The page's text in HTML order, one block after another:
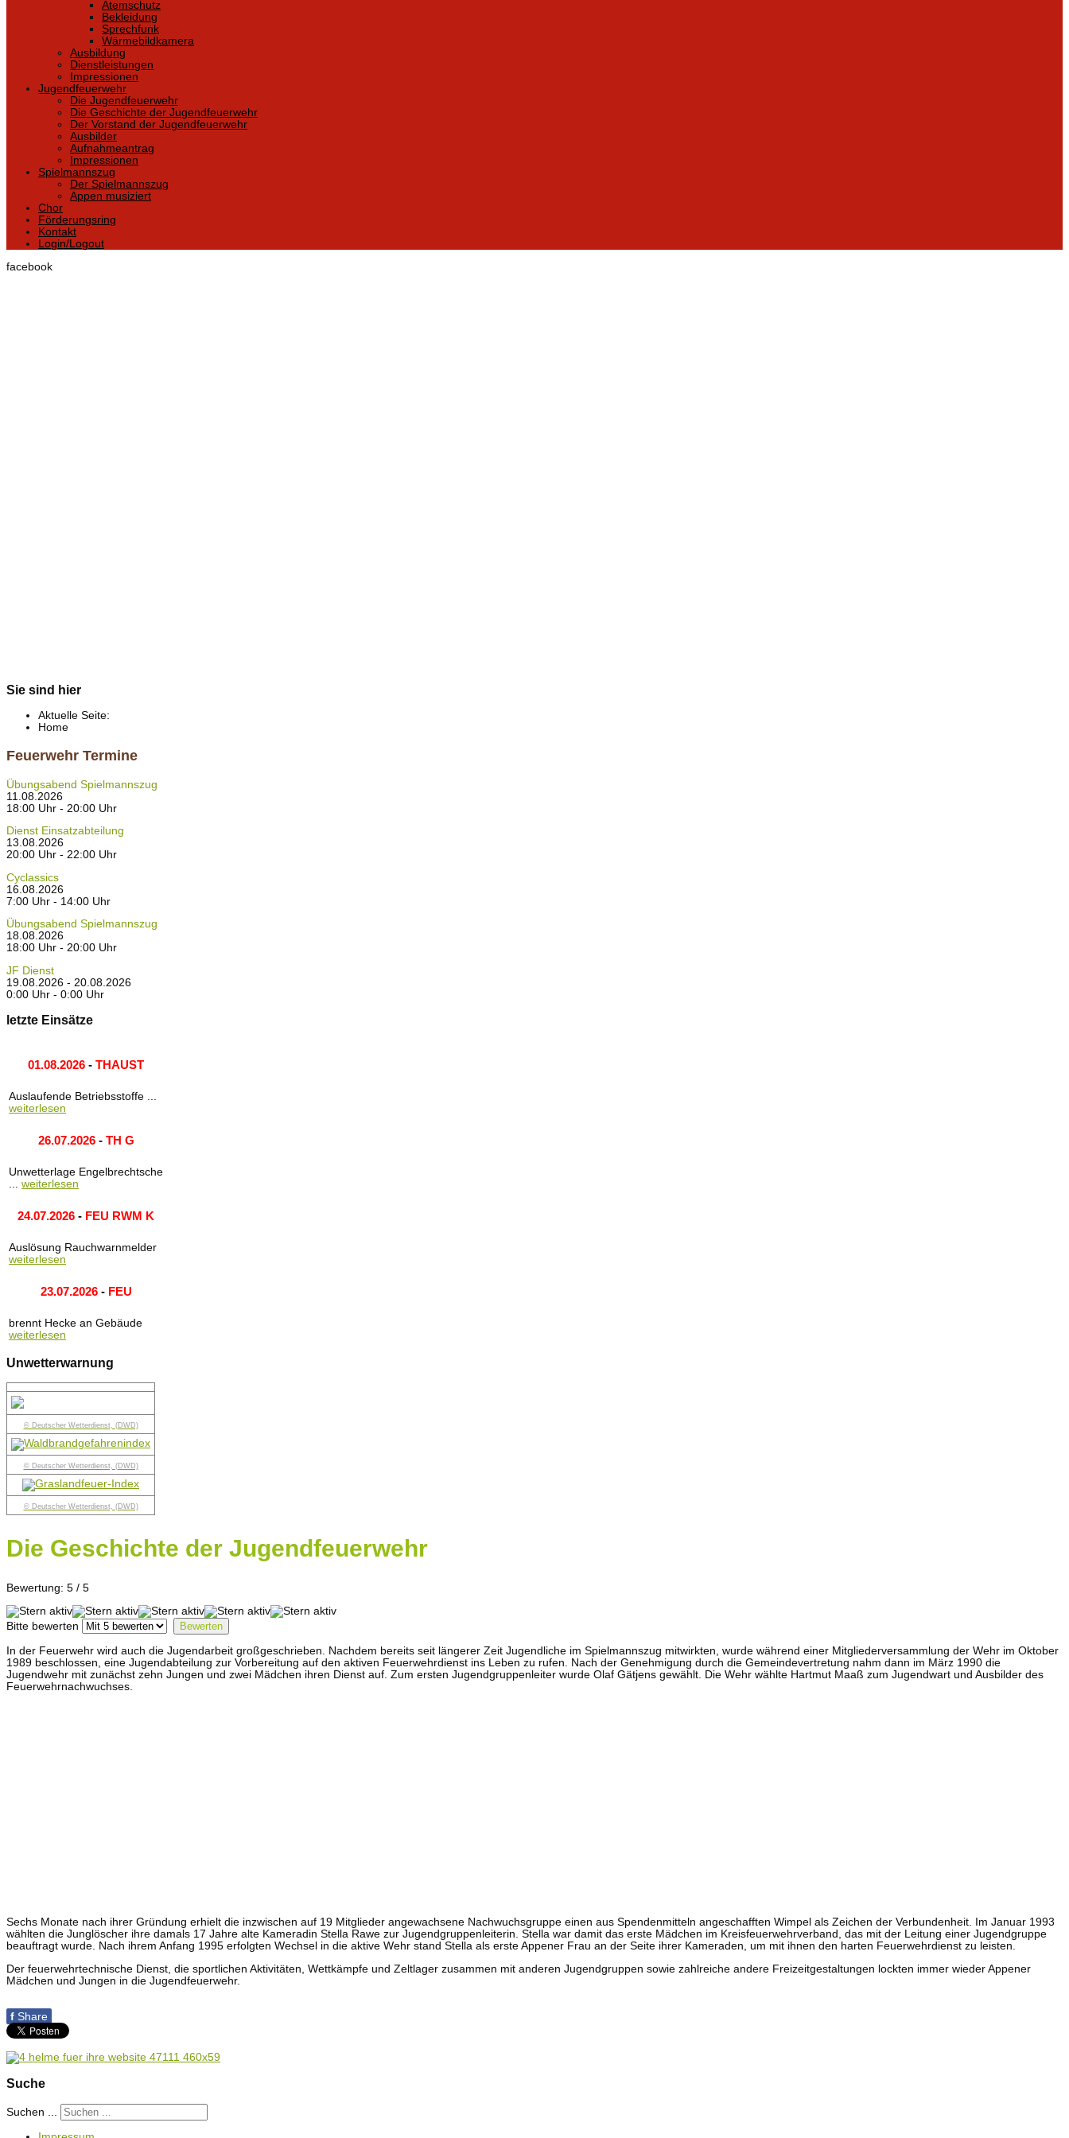
Atemschutz
Bekleidung
Sprechfunk
Wärmebildkamera
Ausbildung
Dienstleistungen
Impressionen
Jugendfeuerwehr
Die Jugendfeuerwehr
Die Geschichte der Jugendfeuerwehr
Der Vorstand der Jugendfeuerwehr
Ausbilder
Aufnahmeantrag
Impressionen
Spielmannszug
Der Spielmannszug
Appen musiziert
Chor
Förderungsring
Kontakt
Login/Logout
facebook
Sie sind hier
Aktuelle Seite:
Home
Feuerwehr Termine
Übungsabend Spielmannszug
11.08.2026
18:00 Uhr - 20:00 Uhr
Dienst Einsatzabteilung
13.08.2026
20:00 Uhr - 22:00 Uhr
Cyclassics
16.08.2026
7:00 Uhr - 14:00 Uhr
Übungsabend Spielmannszug
18.08.2026
18:00 Uhr - 20:00 Uhr
JF Dienst
19.08.2026 - 20.08.2026
0:00 Uhr - 0:00 Uhr
letzte Einsätze
01.08.2026 - THAUST
Auslaufende Betriebsstoffe ...
weiterlesen
26.07.2026- TH G
Unwetterlage Engelbrechtsche
... weiterlesen
24.07.2026 - FEU RWM K
Auslösung Rauchwarnmelder
weiterlesen
23.07.2026- FEU
brennt Hecke an Gebäude
weiterlesen
Unwetterwarnung
© Deutscher Wetterdienst, (DWD)
© Deutscher Wetterdienst, (DWD)
© Deutscher Wetterdienst, (DWD)
Die Geschichte der Jugendfeuerwehr
Bewertung: 5 / 5
Bitte bewerten
In der Feuerwehr wird auch die Jugendarbeit großgeschrieben. Nachdem bereits seit längerer Zeit Jugendliche im Spielmannszug mitwirkten, wurde während einer Mitgliederversammlung der Wehr im Oktober
1989 beschlossen, eine Jugendabteilung zur Vorbereitung auf den aktiven Feuerwehrdienst ins Leben zu rufen. Nach der Genehmigung durch die Gemeindevertretung nahm dann im März 1990 die
Jugendwehr mit zunächst zehn Jungen und zwei Mädchen ihren Dienst auf. Zum ersten Jugendgruppenleiter wurde Olaf Gätjens gewählt. Die Wehr wählte Hartmut Maaß zum Jugendwart und Ausbilder des
Feuerwehrnachwuchses.
Sechs Monate nach ihrer Gründung erhielt die inzwischen auf 19 Mitglieder angewachsene Nachwuchsgruppe einen aus Spendenmitteln angeschafften Wimpel als Zeichen der Verbundenheit. Im Januar 1993
wählten die Junglöscher ihre damals 17 Jahre alte Kameradin Stella Rawe zur Jugendgruppenleiterin. Stella war damit das erste Mädchen im Kreisfeuerwehrverband, das mit der Leitung einer Jugendgruppe
beauftragt wurde. Nach ihrem Anfang 1995 erfolgten Wechsel in die aktive Wehr stand Stella als erste Appener Frau an der Seite ihrer Kameraden, um mit ihnen den harten Feuerwehrdienst zu leisten.
Der feuerwehrtechnische Dienst, die sportlichen Aktivitäten, Wettkämpfe und Zeltlager zusammen mit anderen Jugendgruppen sowie zahlreiche andere Freizeitgestaltungen lockten immer wieder Appener
Mädchen und Jungen in die Jugendfeuerwehr.
f Share
Suche
Suchen ...